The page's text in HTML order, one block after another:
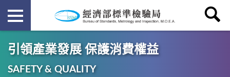
引領產業發展 保護消費權益
SAFETY & QUALITY